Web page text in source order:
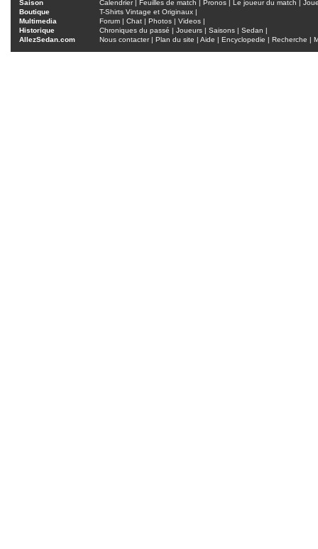
Saison Calendrier| Feuilles de match Pronos Le joueur du match
Boutique
T-Shirts Vintage et Originaux |
Multimedia
Forum | Chat | Photos | Videos |
Historique
Chroniques du passé | Joueurs | Saisons | Sedan |
AllezSedan.com
Nous contacter| Plan du site | Aide | Encyclopedie | Recherche |